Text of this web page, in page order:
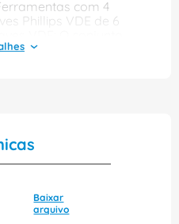
com 4
Phillips VDE de 6
Phillips com
permitindo que você
para o tamanho
Qualidade: As chaves
desgaste e oferecer
Os cabos das
Baixar
arquivo